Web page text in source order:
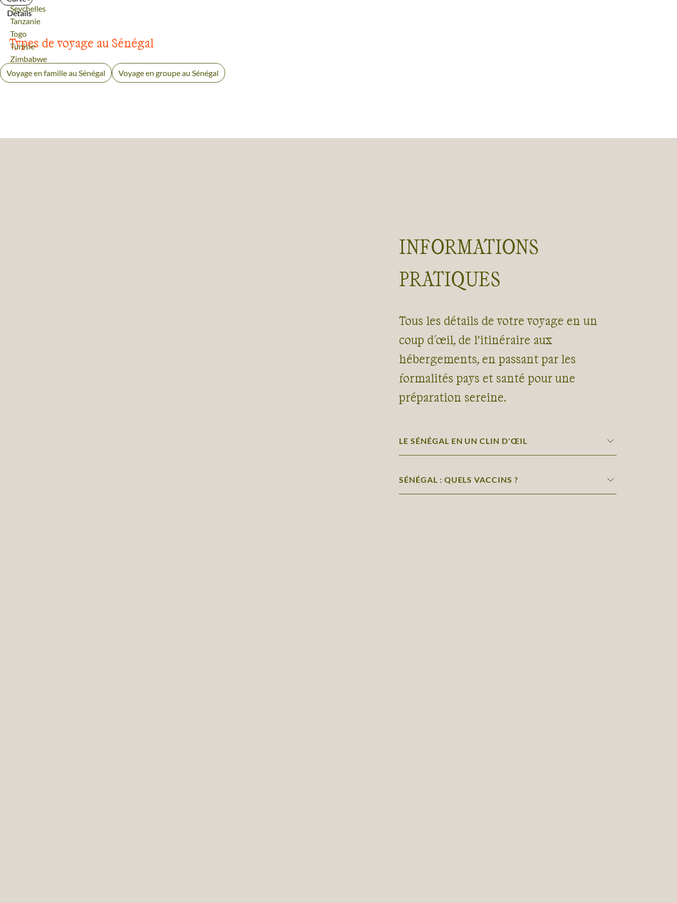
Voyage
Seychelles
Voyage
Tanzanie
Voyage
Togo
Voyage
Tunisie
Voyage
Zimbabwe
Détails
Types de voyage au Sénégal
Voyage en famille au Sénégal Voyage en groupe au Sénégal
INFORMATIONS
PRATIQUES
Tous les détails de votre voyage en un
coup d'œil, de l’itinéraire aux
hébergements, en passant par les
formalités pays et santé pour une
préparation sereine.
LE SÉNÉGAL EN UN CLIN D'ŒIL
SÉNÉGAL : QUELS VACCINS ?